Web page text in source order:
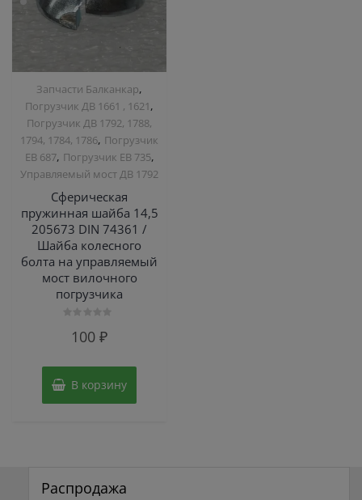
Запчасти Балканкар,
Погрузчик ДВ 1661 , 1621,
Погрузчик ДВ 1792, 1788,
1794, 1784, 1786, Погрузчик
ЕВ 687, Погрузчик ЕВ 735,
Управляемый мост ДВ 1792
Сферическая
пружинная шайба 14,5
205673 DIN 74361 /
Шайба колесного
болта на управляемый
мост вилочного
погрузчика
100₽
В корзину
Распродажа